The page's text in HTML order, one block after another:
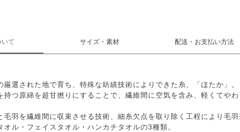
て サイズ・素材 配送・お支払い方法
厳選された地で育ち、特殊な紡績技術によりできた糸、「ほたか」。
持つ原綿を超甘撚りにすることで、繊維間に空気を含み、軽くてや
毛羽を繊維間に収束させる技術、細糸欠点を取り除く工程により毛羽
オル・フェイスタオル・ハンカチタオルの3種類。